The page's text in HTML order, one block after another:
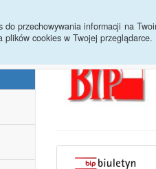
do przechowywania informacji na
cookies w Twojej